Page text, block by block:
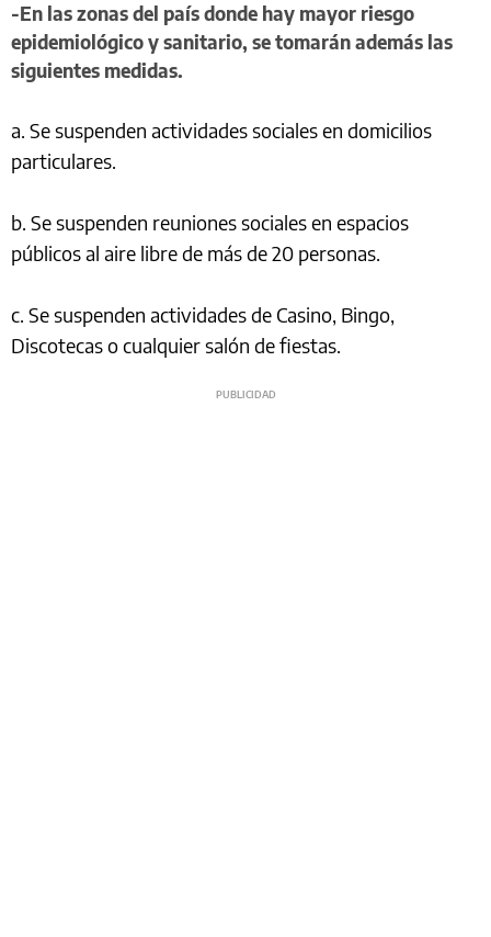
-En las zonas del país donde hay mayor riesgo
epidemiológico y sanitario, se tomarán además las
siguientes medidas.
a. Se suspenden actividades sociales en domicilios
particulares.
b. Se suspenden reuniones sociales en espacios
públicos al aire libre de más de 20 personas.
c. Se suspenden actividades de Casino, Bingo,
Discotecas o cualquier salón de fiestas.